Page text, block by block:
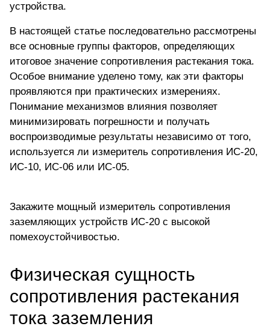
устройства.
В настоящей статье последовательно рассмотрены
все основные группы факторов, определяющих
итоговое значение сопротивления растекания тока.
Особое внимание уделено тому, как эти факторы
проявляются при практических измерениях.
Понимание механизмов влияния позволяет
минимизировать погрешности и получать
воспроизводимые результаты независимо от того,
используется ли измеритель сопротивления ИС-20,
ИС-10, ИС-06 или ИС-05.
Закажите мощный измеритель сопротивления
заземляющих устройств ИС-20 с высокой
помехоустойчивостью.
Физическая сущность
сопротивления растекания
тока заземления